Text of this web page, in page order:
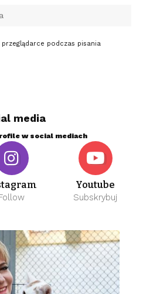
podczas pisania
media
w social mediach
Youtube
Subskrybuj